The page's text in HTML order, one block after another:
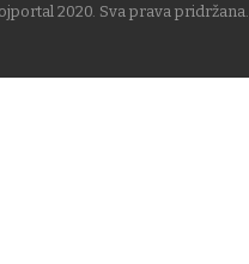
2020. Sva prava pridržana.